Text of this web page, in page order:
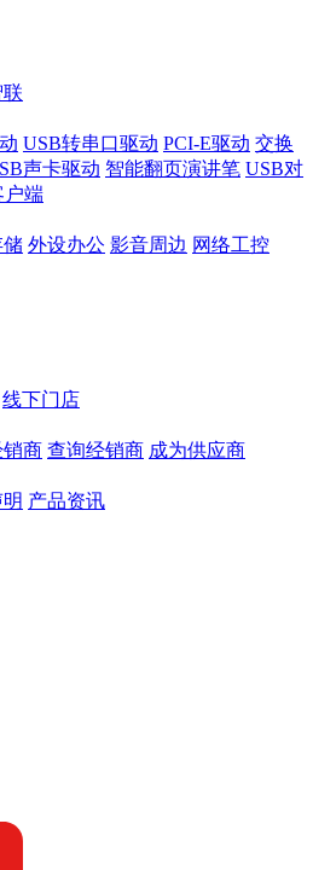
USB转串口驱动 PCI-E驱动 交换
声卡驱动 智能翻页演讲笔 USB对
户端
储 外设办公 影音周边 网络工控
线下门店
销商 查询经销商 成为供应商
产品资讯